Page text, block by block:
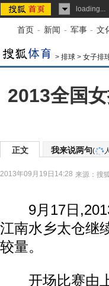
loading...
首页 - 新闻 - 军事 - 文
> 排球 > 女子排
2013全国
正文 我来说两句(
2013年09月19日14:28 来源： 搜
9月17日,2013
江南水乡太仓继
较量。
开场比赛由上